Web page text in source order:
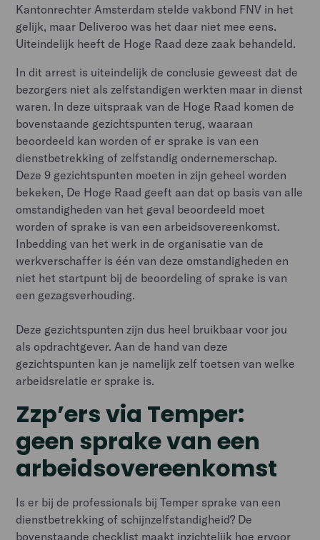
Kantonrechter Amsterdam stelde vakbond FNV in het
gelijk, maar Deliveroo was het daar niet mee eens.
Uiteindelijk heeft de Hoge Raad deze zaak behandeld.
In dit arrest is uiteindelijk de conclusie geweest dat de
bezorgers niet als zelfstandigen werkten maar in dienst
waren. In deze uitspraak van de Hoge Raad komen de
bovenstaande gezichtspunten terug, waaraan
beoordeeld kan worden of er sprake is van een
dienstbetrekking of zelfstandig ondernemerschap.
Deze 9 gezichtspunten moeten in zijn geheel worden
bekeken, De Hoge Raad geeft aan dat op basis van alle
omstandigheden van het geval beoordeeld moet
worden of sprake is van een arbeidsovereenkomst.
Inbedding van het werk in de organisatie van de
werkverschaffer is één van deze omstandigheden en
niet het startpunt bij de beoordeling of sprake is van
een gezagsverhouding.
Deze gezichtspunten zijn dus heel bruikbaar voor jou
als opdrachtgever. Aan de hand van deze
gezichtspunten kan je namelijk zelf toetsen van welke
arbeidsrelatie er sprake is.
Zzp’ers via Temper:
geen sprake van een
arbeidsovereenkomst
Is er bij de professionals bij Temper sprake van een
dienstbetrekking of schijnzelfstandigheid? De
bovenstaande checklist maakt inzichtelijk hoe ervoor